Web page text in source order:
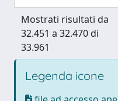
Mostrati risultati da
32.451 a 32.470 di
33.961
Legenda icone